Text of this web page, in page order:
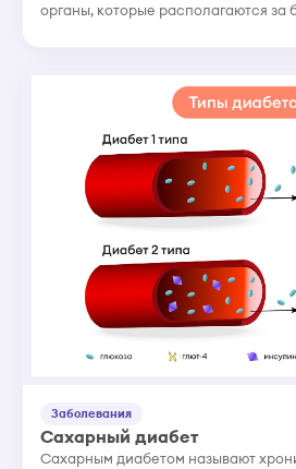
органы, которые располагаются за
Заболевания
Сахарный диабет
Сахарным диабетом называют